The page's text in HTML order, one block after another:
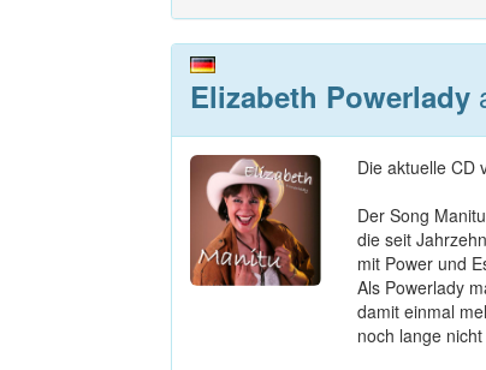
Elizabeth Powerlady
Die aktuelle CD
Der Song
die seit
mit Power und
Als Powerlady
damit einmal
noch lange